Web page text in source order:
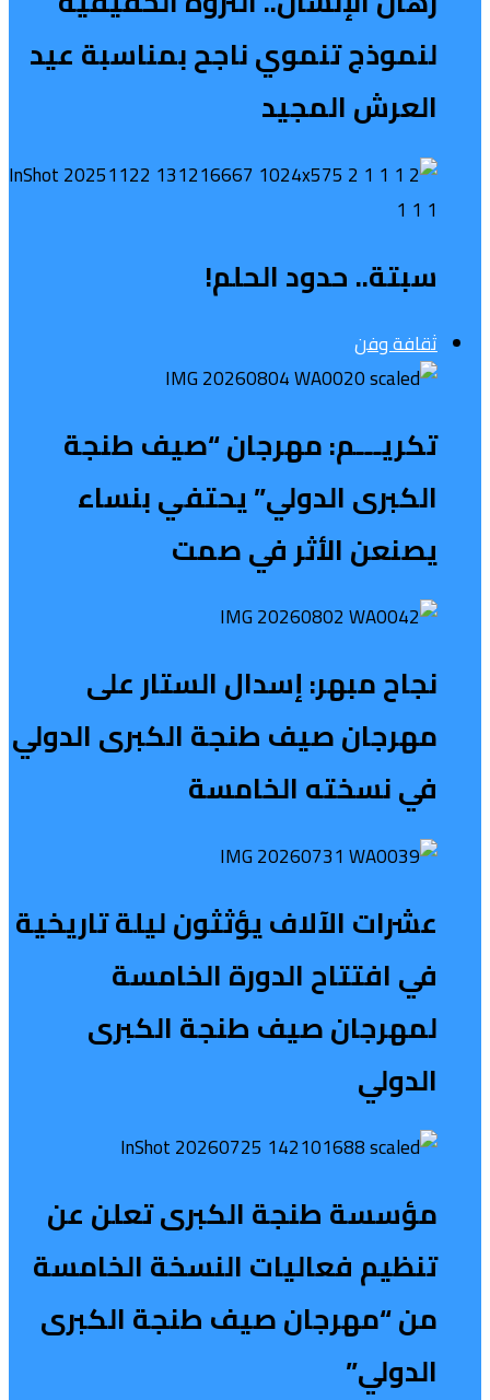
لنموذج تنموي ناجح بمناسبة عيد
العرش المجيد
سبتة.. حدود الحلم!
ثقافة وفن
تكريـــم: مهرجان “صيف طنجة
الكبرى الدولي” يحتفي بنساء
يصنعن الأثر في صمت
نجاح مبهر: إسدال الستار على
مهرجان صيف طنجة الكبرى الدولي
في نسخته الخامسة
عشرات الآلاف يؤثثون ليلة تاريخية
في افتتاح الدورة الخامسة
لمهرجان صيف طنجة الكبرى
الدولي
مؤسسة طنجة الكبرى تعلن عن
تنظيم فعاليات النسخة الخامسة
من “مهرجان صيف طنجة الكبرى
الدولي”